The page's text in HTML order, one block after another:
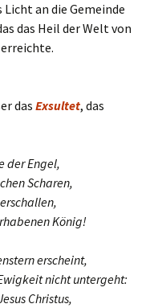
an die Gemeinde
das Heil der Welt von
das Exsultet, das
der Engel,
Scharen,
König!
erscheint,
nicht untergeht:
Christus,